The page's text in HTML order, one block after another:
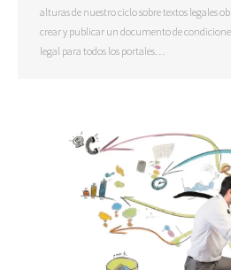
alturas de nuestro ciclo sobre textos legales
crear y publicar un documento de
legal para todos los portales…